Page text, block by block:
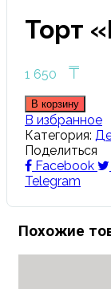
Торт
1 650 ₸
В корзину
В избранное
Категория:
Поделиться
Facebook
Telegram
Похожие